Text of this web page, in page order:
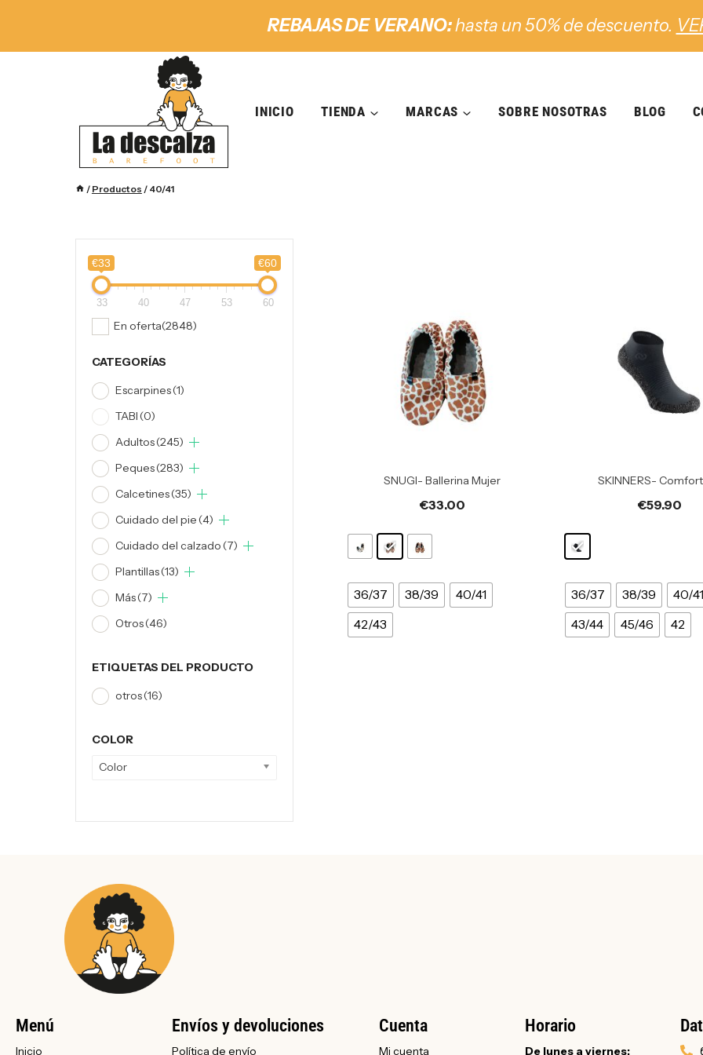
REBAJAS DE VERANO:hasta un 50% de descuento.
INICIO TIENDA MARCAS SOBRE NOSOTRAS BLOG
/ Productos / 40/41
SNUGI- Ballerina Mujer
€33.00
36/37 38/39
40/41
42/43
SKINNERS-
€59.90
36/37 38/39
40/41
43/44
45/46 42
€33 €60
33 40 47 53 60
En oferta(2848)
CATEGORÍAS
Escarpines(1)
TABI (0)
Adultos(245)
Peques(283)
Calcetines(35)
Cuidado del pie (4)
Cuidado del calzado (7)
Plantillas(13)
Más(7)
Otros(46)
ETIQUETAS DEL PRODUCTO
otros(16)
COLOR
Color
Menú
Inicio
Envíos y devoluciones
Política de envío
Cuenta
Mi cuenta
Horario
De lunes a viernes: